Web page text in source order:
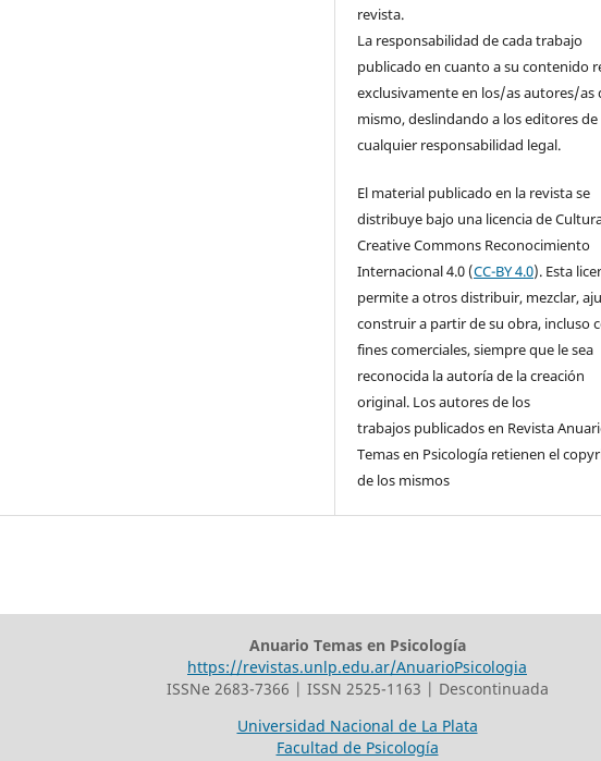
revista.
La responsabilidad de cada trabajo
publicado en cuanto a su contenido
exclusivamente en los/as autores/as
mismo, deslindando a los editores de
cualquier responsabilidad legal.
El material publicado en la revista se
distribuye bajo una licencia de
Creative Commons Reconocimiento
Internacional 4.0 (CC-BY 4.0). Esta
permite a otros distribuir, mezclar,
construir a partir de su obra, incluso
fines comerciales, siempre que le sea
reconocida la autoría de la creación
original. Los autores de los
trabajos publicados en Revista
Temas en Psicología retienen el
de los mismos
Anuario Temas en Psicología
https://revistas.unlp.edu.ar/AnuarioPsicologia
ISSNe 2683-7366 | ISSN 2525-1163 | Descontinuada
Universidad Nacional de La Plata
Facultad de Psicología